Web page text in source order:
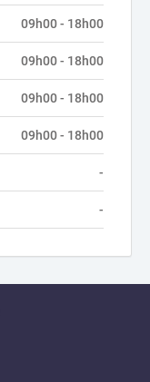
09h00 - 18h00
09h00 - 18h00
09h00 - 18h00
09h00 - 18h00
-
-